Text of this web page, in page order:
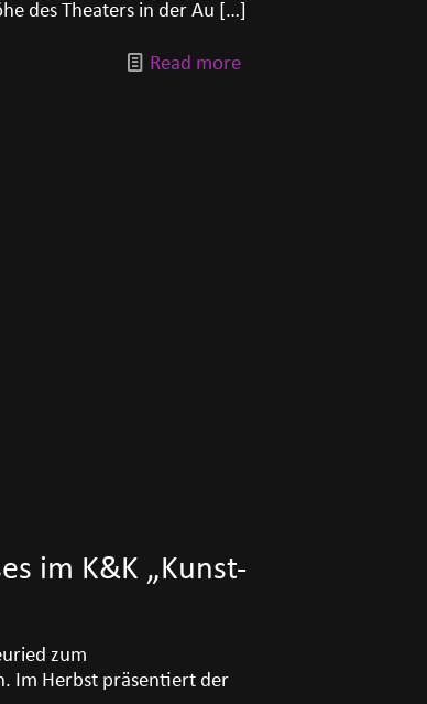
des Theaters in der Au […]
Read more
im K&K „Kunst-
zum
Im Herbst präsentiert der